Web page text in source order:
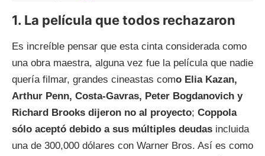
1. La película que todos rechazaron
Es increíble pensar que esta cinta considerada como
una obra maestra, alguna vez fue la película que nadie
quería filmar, grandes cineastas como Elia Kazan,
Arthur Penn, Costa-Gavras, Peter Bogdanovich y
Richard Brooks dijeron no al proyecto; Coppola
sólo aceptó debido a sus múltiples deudas incluida
una de 300,000 dólares con Warner Bros. Así es como